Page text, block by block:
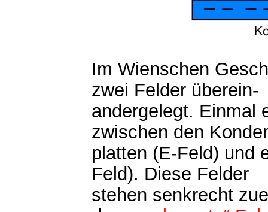
Im Wienschen
zwei Felder überein-
andergelegt. Einmal
zwischen den
platten (E-Feld) und
Feld). Diese Felder
stehen senkrecht